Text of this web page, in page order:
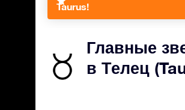
Taurus!
Главные
в Телец